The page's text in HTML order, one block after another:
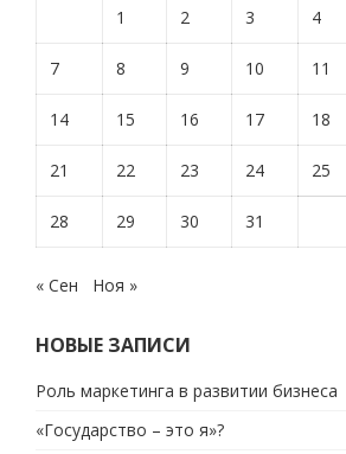
1 2 3 4
7 8 9 10 11
14 15 16 17 18
21 22 23 24 25
28 29 30 31
« Сен Ноя »
НОВЫЕ ЗАПИСИ
Роль маркетинга в развитии бизнеса
«Государство – это я»?